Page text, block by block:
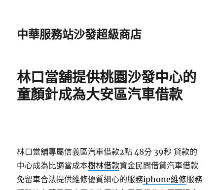
中華服務站沙發超級商店
林口當舖提供桃園沙發中心的
童顏針成為大安區汽車借款
林口當舖專屬信義區汽車借款2點 48分 39秒 貸款的
中心成為比適當成本樹林借款資金民間借貸汽車借款
免留車合法提供維修優質細心的服務iphone維修服務